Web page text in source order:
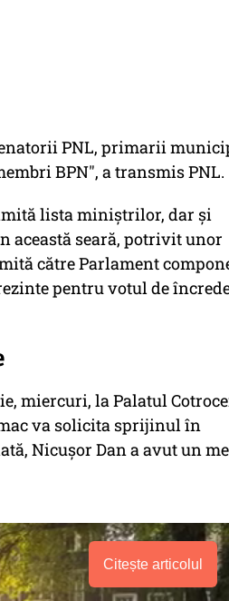
PNL, primarii
BPN", a transmis PNL.
lista miniștrilor, dar și
această seară, potrivit unor
către Parlament
pentru votul de
miercuri, la Palatul
va solicita sprijinul în
Nicușor Dan a avut un
Citește articolul